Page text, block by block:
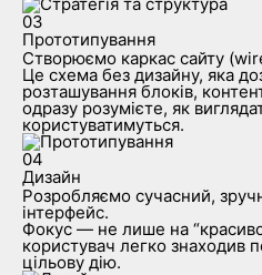
03
Прототипування
Створюємо каркас сайту
Це схема без дизайну, яка
розташування блоків,
одразу розумієте, як
користуватимуться.
04
Дизайн
Розробляємо сучасний,
інтерфейс.
Фокус — не лише на
користувач легко знаходив
цільову дію.